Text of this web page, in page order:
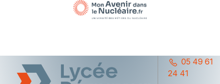
05 49 61
24 41